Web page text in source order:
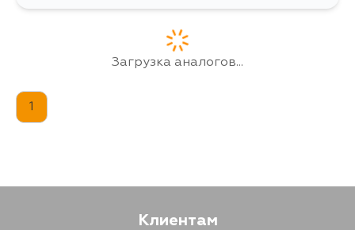
14 августа
Загрузка аналогов...
1
Клиентам